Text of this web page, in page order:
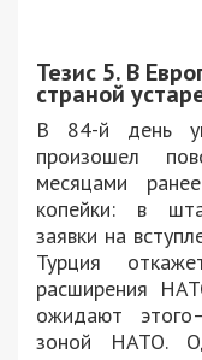
Тезис 5. В
страной
В 84-й день
произошел
месяцами
копейки: в
заявки на
Турция
расширения
ожидают
зоной НАТО.